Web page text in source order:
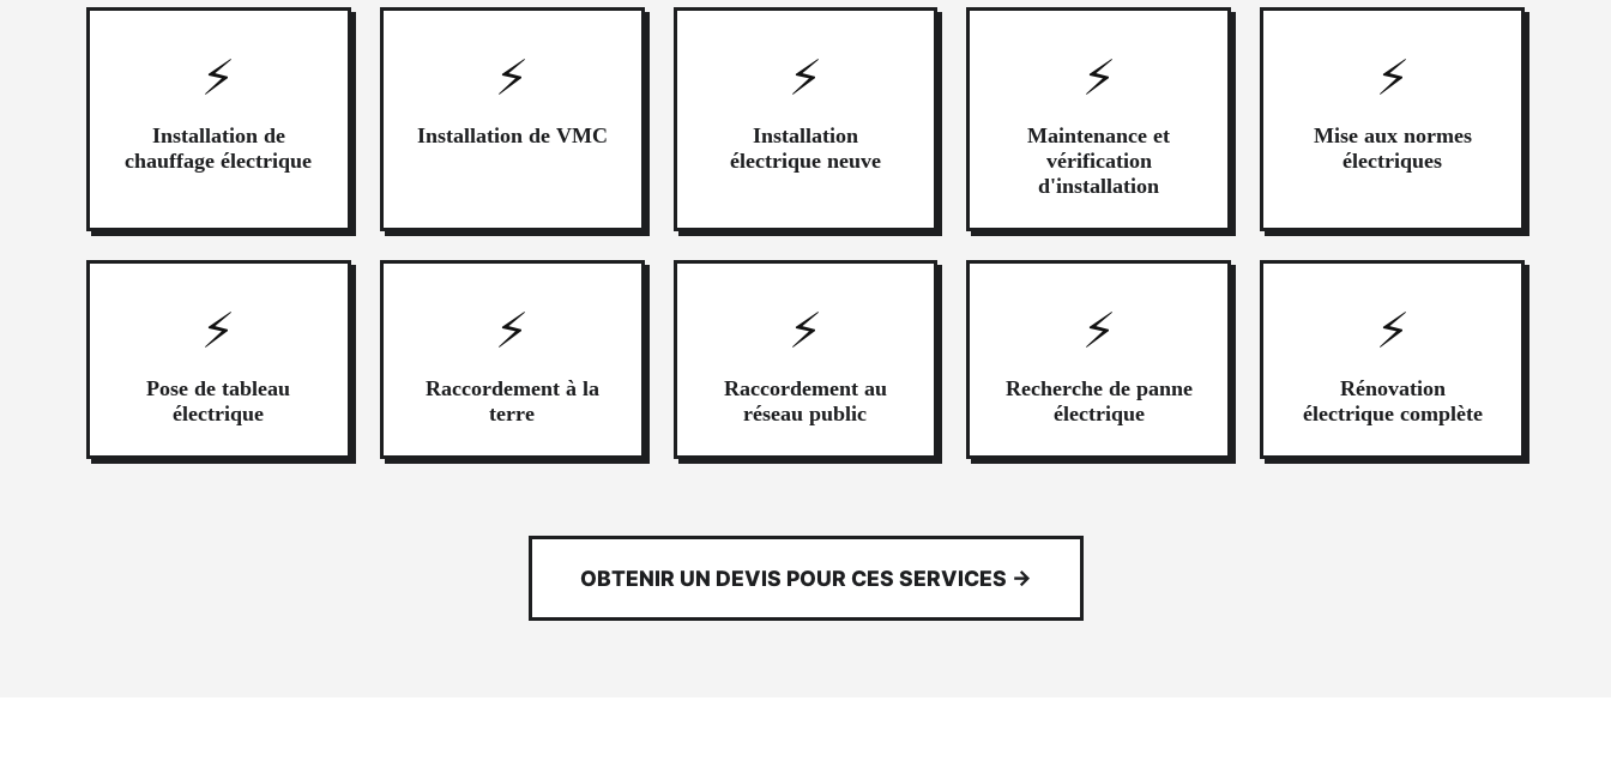
⚡
Installation de
chauffage électrique
⚡
Installation de VMC
⚡
Installation
électrique neuve
⚡
Maintenance et
vérification
d'installation
⚡
Mise aux normes
électriques
⚡
Pose de tableau
électrique
⚡
Raccordement à la
terre
⚡
Raccordement au
réseau public
⚡
Recherche de panne
électrique
⚡
Rénovation
électrique complète
OBTENIR UN DEVIS POUR CES SERVICES →